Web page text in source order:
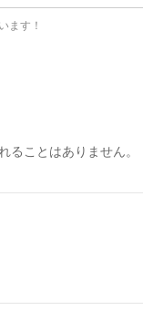
ます！
ることはありません。